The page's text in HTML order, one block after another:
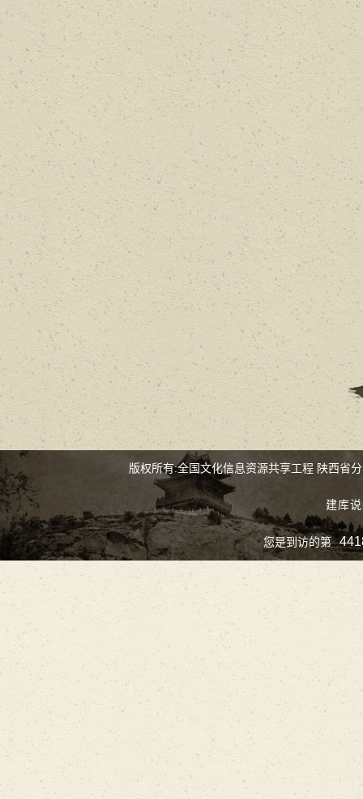
版权所有:全国文化信息资源共享工程 陕西省
建库
您是到访的第